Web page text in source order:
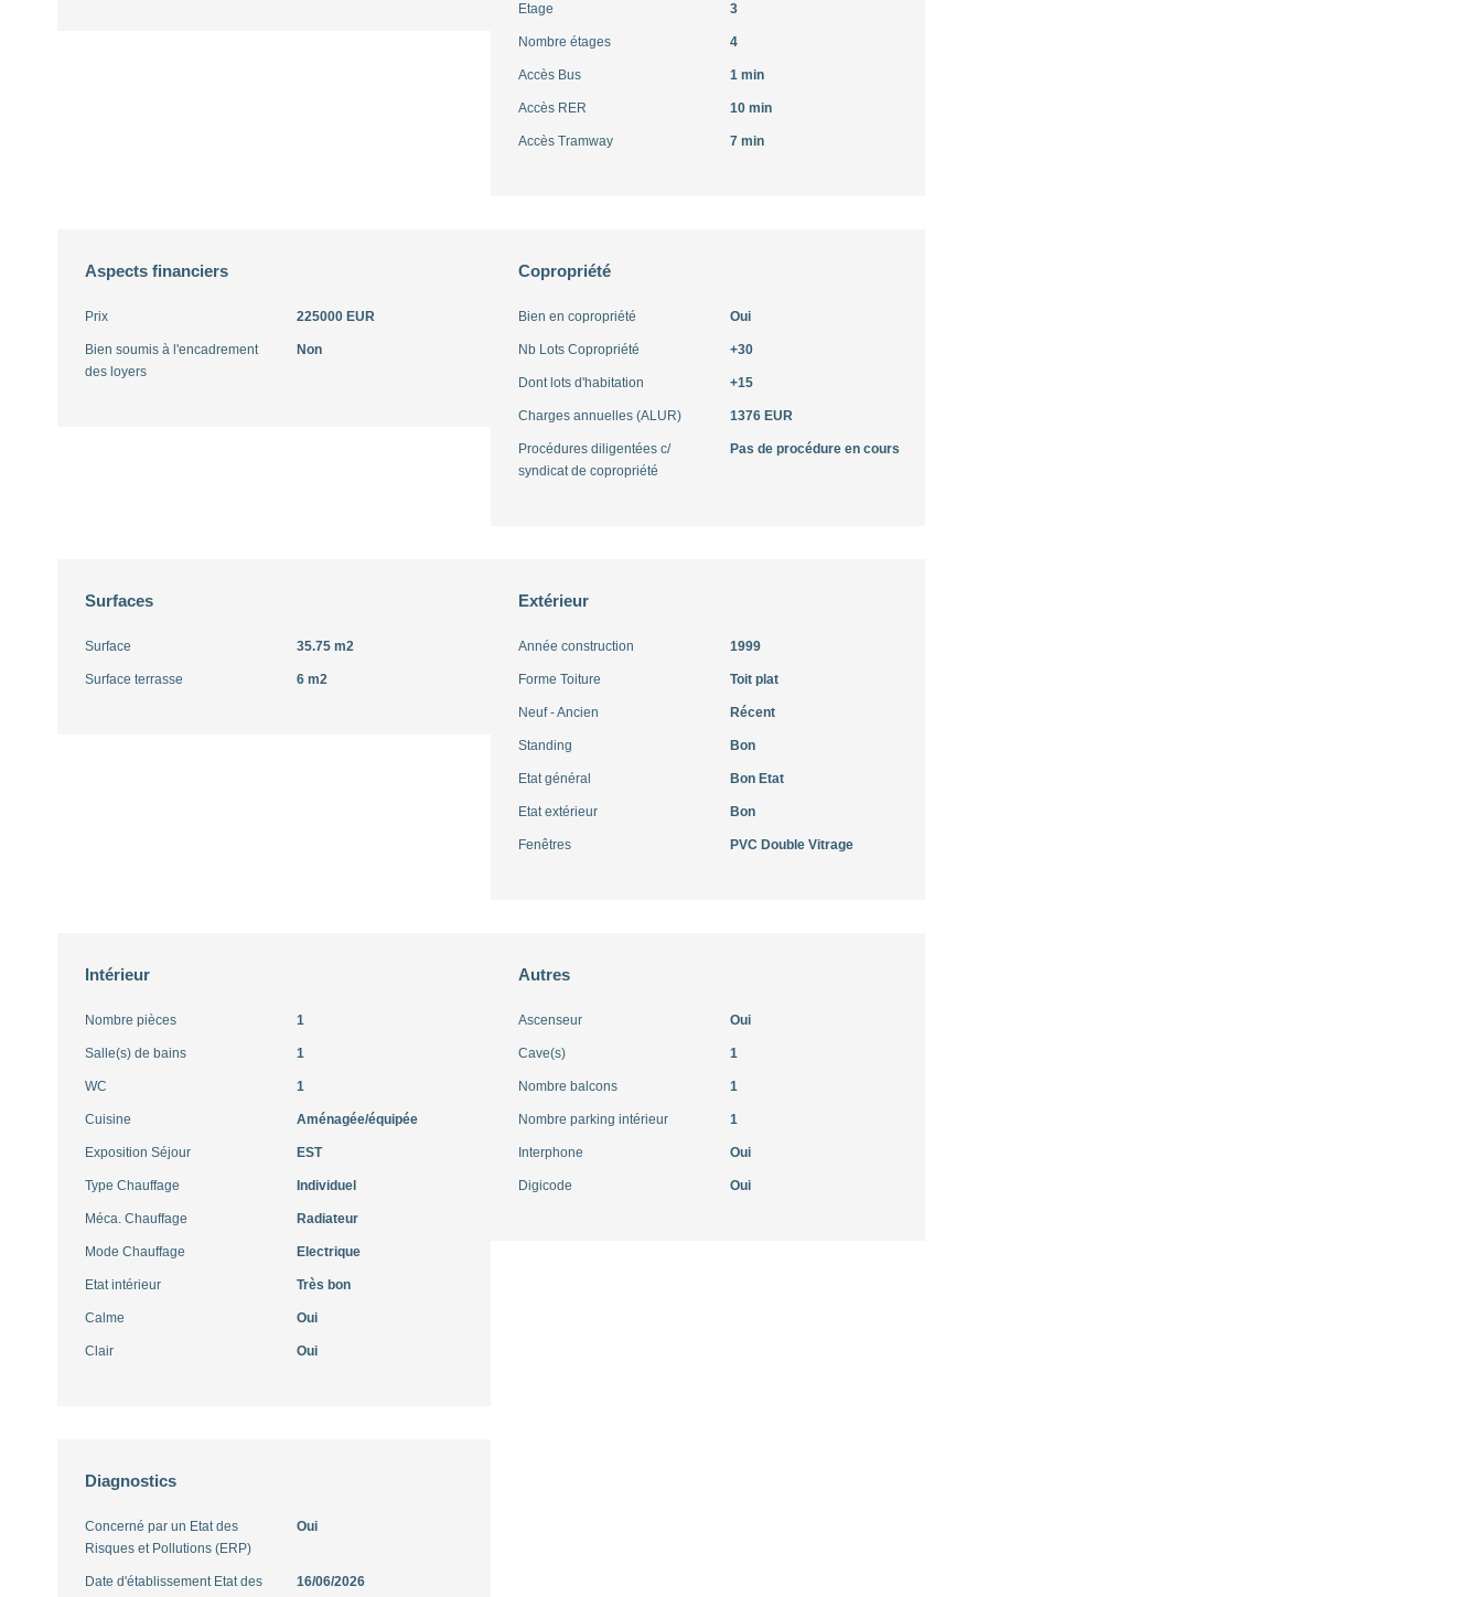
Etage 3
Nombre étages 4
Accès Bus 1 min
Accès RER 10 min
Accès Tramway 7 min
Aspects financiers
Prix 225000 EUR
Bien soumis à l'encadrement
des loyers
Non
Copropriété
Bien en copropriété Oui
Nb Lots Copropriété +30
Dont lots d'habitation +15
Charges annuelles (ALUR) 1376 EUR
Procédures diligentées c/
syndicat de copropriété
Pas de procédure en cours
Surfaces
Surface 35.75 m2
Surface terrasse 6 m2
Extérieur
Année construction 1999
Forme Toiture Toit plat
Neuf - Ancien Récent
Standing Bon
Etat général Bon Etat
Etat extérieur Bon
Fenêtres PVC Double Vitrage
Intérieur
Nombre pièces 1
Salle(s) de bains 1
WC 1
Cuisine Aménagée/équipée
Exposition Séjour EST
Type Chauffage Individuel
Méca. Chauffage Radiateur
Mode Chauffage Electrique
Etat intérieur Très bon
Calme Oui
Clair Oui
Autres
Ascenseur Oui
Cave(s) 1
Nombre balcons 1
Nombre parking intérieur 1
Interphone Oui
Digicode Oui
Diagnostics
Concerné par un Etat des
Risques et Pollutions (ERP)
Oui
Date d'établissement Etat des
16/06/2026